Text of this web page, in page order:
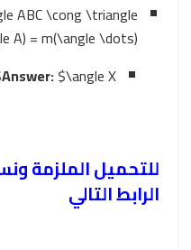
ABC \cong \triangle
A) = m(\angle \dots)$
Answer:$\angle X$
للتحميل الملزمة
الرابط التالي